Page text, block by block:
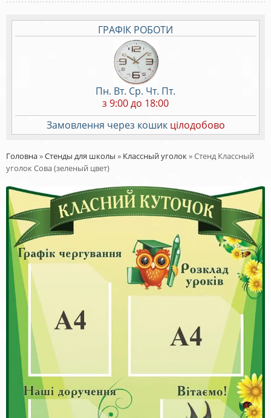
ГРАФІК РОБОТИ
Пн. Вт. Ср. Чт. Пт.
з 9:00 до 18:00
Замовлення через кошик цілодобово
Головна»Стенды для школы » Классный уголок»Стенд Классный
уголок Сова (зеленый цвет)